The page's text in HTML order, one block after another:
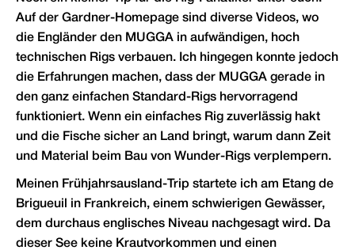
Auf der Gardner-Homepage sind diverse Videos, wo
die Engländer den MUGGA in aufwändigen, hoch
technischen Rigs verbauen. Ich hingegen konnte jedoch
die Erfahrungen machen, dass der MUGGA gerade in
den ganz einfachen Standard-Rigs hervorragend
funktioniert. Wenn ein einfaches Rig zuverlässig hakt
und die Fische sicher an Land bringt, warum dann Zeit
und Material beim Bau von Wunder-Rigs verplempern.
Meinen Frühjahrsausland-Trip startete ich am Etang de
Brigueuil in Frankreich, einem schwierigen Gewässer,
dem durchaus englisches Niveau nachgesagt wird. Da
dieser See keine Krautvorkommen und einen